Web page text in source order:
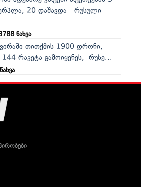
20 დაშავდა - რუსული
ნახვა
თითქმის 1900 დრონი,
რაკეტა გამოიყენეს, რუსე...